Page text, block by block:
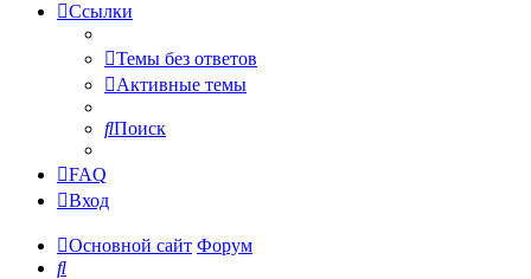
Ссылки
Темы без ответов
Активные темы
Поиск
FAQ
Вход
Основной сайт Форум
Поиск